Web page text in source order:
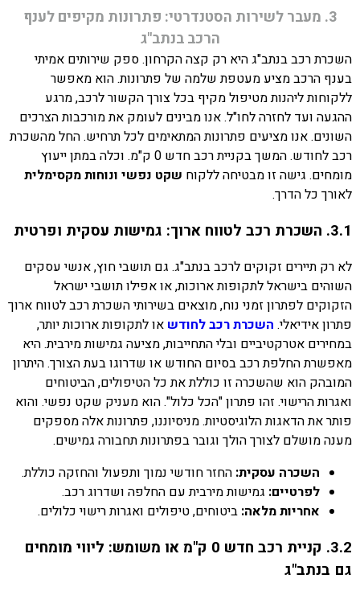
3. מעבר לשירות הסטנדרטי: פתרונות מקיפים לענף
הרכב בנתב"ג
השכרת רכב בנתב"ג היא רק קצה הקרחון. ספק שירותים אמיתי
בענף הרכב מציע מעטפת שלמה של פתרונות. הוא מאפשר
ללקוחות ליהנות מטיפול מקיף בכל צורך הקשור לרכב, מרגע
ההגעה ועד לחזרה לחו"ל. אנו מבינים לעומק את מורכבות הצרכים
השונים. אנו מציעים פתרונות המתאימים לכל תרחיש. החל מהשכרת
רכב לחודש. המשך בקניית רכב חדש 0 ק"מ. וכלה במתן ייעוץ
מומחים. גישה זו מבטיחה ללקוח שקט נפשי ונוחות מקסימלית
לאורך כל הדרך.
3.1. השכרת רכב לטווח ארוך: גמישות עסקית ופרטית
לא רק תיירים זקוקים לרכב בנתב"ג. גם תושבי חוץ, אנשי עסקים
השוהים בישראל לתקופות ארוכות, או אפילו תושבי ישראל
הזקוקים לפתרון זמני נוח, מוצאים בשירותי השכרת רכב לטווח ארוך
פתרון אידיאלי. השכרת רכב לחודש או לתקופות ארוכות יותר,
במחירים אטרקטיביים ובלי התחייבות, מציעה גמישות מירבית. היא
מאפשרת החלפת רכב בסיום החודש או שדרוגו בעת הצורך. היתרון
המובהק הוא שהשכרה זו כוללת את כל הטיפולים, הביטוחים
ואגרות הרישוי. זהו פתרון "הכל כלול". הוא מעניק שקט נפשי. והוא
פותר את הדאגות הלוגיסטיות. מניסיוננו, פתרונות אלה מספקים
מענה מושלם לצורך הולך וגובר בפתרונות תחבורה גמישים.
השכרה עסקית: החזר חודשי נמוך ותפעול והחזקה כוללת.
לפרטיים: גמישות מירבית עם החלפה ושדרוג רכב.
אחריות מלאה: ביטוחים, טיפולים ואגרות רישוי כלולים.
3.2. קניית רכב חדש 0 ק"מ או משומש: ליווי מומחים
גם בנתב"ג